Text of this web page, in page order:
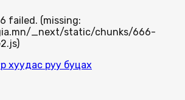
failed. (missing:
_next/static/chunks/666-
хуудас руу буцах